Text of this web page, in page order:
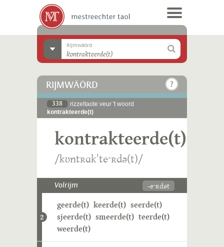
Rijmwäörd
RIJMWÄÖRD
338
rizzeltaote veur 't woord
kontrakteerde(t)
kontrakteerde(t)
/kʊntʀɑkˈteˑʀdə(t)/
Volrijm -eˑʀdət
2
geerde(t) keerde(t) seerde(t)
sjeerde(t) smeerde(t) teerde(t)
weerde(t)